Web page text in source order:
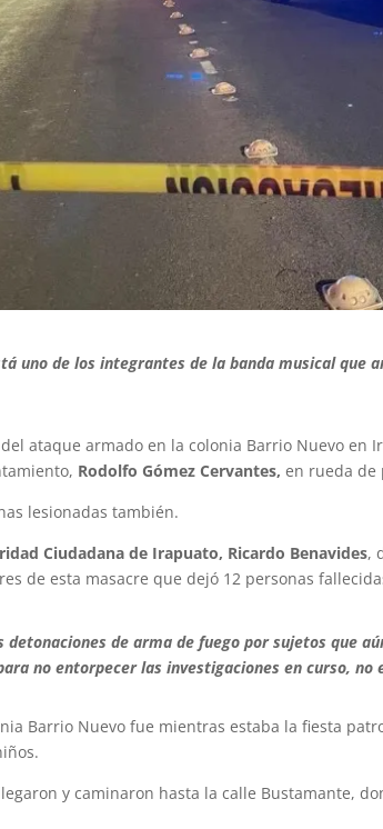
uno de los integrantes de la banda musical que
ataque armado en la colonia Barrio Nuevo en
Rodolfo Gómez Cervantes, en rueda de
lesionadas también.
Ciudadana de Irapuato, Ricardo Benavides,
de esta masacre que dejó 12 personas
detonaciones de arma de fuego por sujetos que
no entorpecer las investigaciones en curso,
Barrio Nuevo fue mientras estaba la fiesta
y caminaron hasta la calle Bustamante,